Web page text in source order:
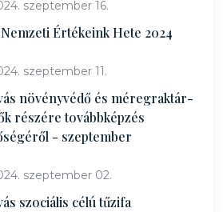
szeptember 16.
Értékeink Hete 2024
szeptember 11.
növényvédő és méregraktár-
részére továbbképzés
- szeptember
szeptember 02.
szociális célú tűzifa